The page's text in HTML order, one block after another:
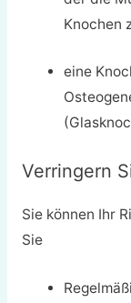
Knochen
eine
Verringern
Sie können Ihr
Sie